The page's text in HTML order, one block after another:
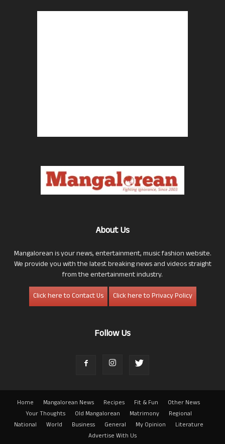
About Us
Mangalorean is your news, entertainment, music fashion website.
We provide you with the latest breaking news and videos straight
from the entertainment industry.
Click here to Contact Us
Click here to Privacy Policy
Follow Us
Home Mangalorean News Recipes Fit & Fun
Other News
Your Thoughts
Old Mangalorean Matrimony
Regional
National
World Business General My Opinion
Literature
Advertise With Us